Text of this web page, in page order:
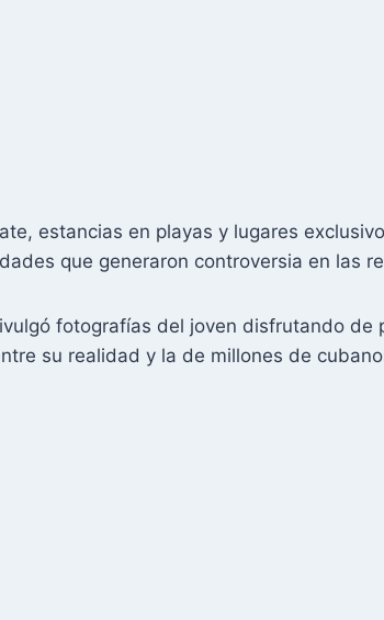
estancias en playas y lugares
que generaron controversia en las
fotografías del joven disfrutando
su realidad y la de millones de